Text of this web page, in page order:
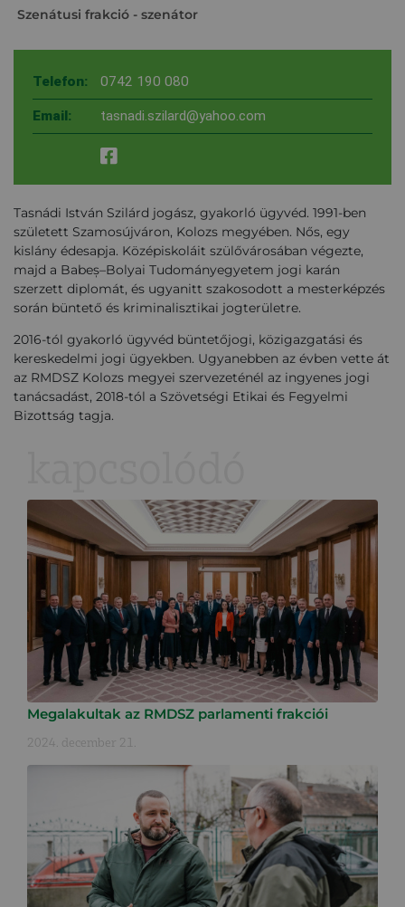
Szenátusi frakció - szenátor
Telefon: 0742 190 080
Email: tasnadi.szilard@yahoo.com
Tasnádi István Szilárd jogász, gyakorló ügyvéd. 1991-ben
született Szamosújváron, Kolozs megyében. Nős, egy
kislány édesapja. Középiskoláit szülővárosában végezte,
majd a Babeș–Bolyai Tudományegyetem jogi karán
szerzett diplomát, és ugyanitt szakosodott a mesterképzés
során büntető és kriminalisztikai jogterületre.
2016-tól gyakorló ügyvéd büntetőjogi, közigazgatási és
kereskedelmi jogi ügyekben. Ugyanebben az évben vette át
az RMDSZ Kolozs megyei szervezeténél az ingyenes jogi
tanácsadást, 2018-tól a Szövetségi Etikai és Fegyelmi
Bizottság tagja.
Megalakultak az RMDSZ parlamenti frakciói
2024. december 21.